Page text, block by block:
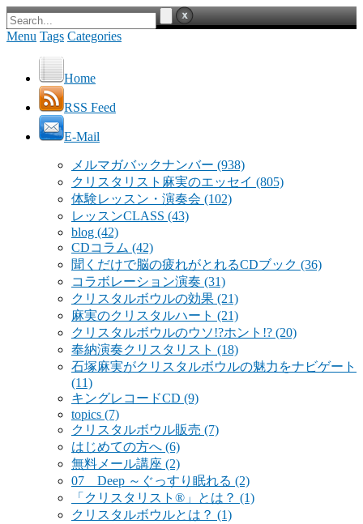
Menu Tags Categories
Home
RSS Feed
E-Mail
メルマガバックナンバー (938)
クリスタリスト麻実のエッセイ (805)
体験レッスン・演奏会 (102)
レッスンCLASS (43)
blog (42)
CDコラム (42)
聞くだけで脳の疲れがとれるCDブック (36)
コラボレーション演奏 (31)
クリスタルボウルの効果 (21)
麻実のクリスタルハート (21)
クリスタルボウルのウソ!?ホント!? (20)
奉納演奏クリスタリスト (18)
石塚麻実がクリスタルボウルの魅力をナビゲート
(11)
キングレコードCD (9)
topics (7)
クリスタルボウル販売 (7)
はじめての方へ (6)
無料メール講座 (2)
07 Deep ～ぐっすり眠れる (2)
「クリスタリスト®」とは？ (1)
クリスタルボウルとは？ (1)